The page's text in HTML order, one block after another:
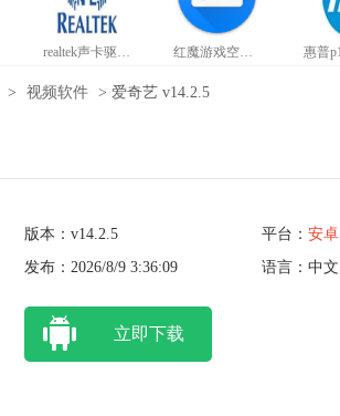
realtek声卡驱动官网版 红魔游戏空间官方正版
> 视频软件 > 爱奇艺 v14.2.5
版本：v14.2.5 平台： 安卓
发布：2026/8/9 3:36:09
语言：中文
立即下载